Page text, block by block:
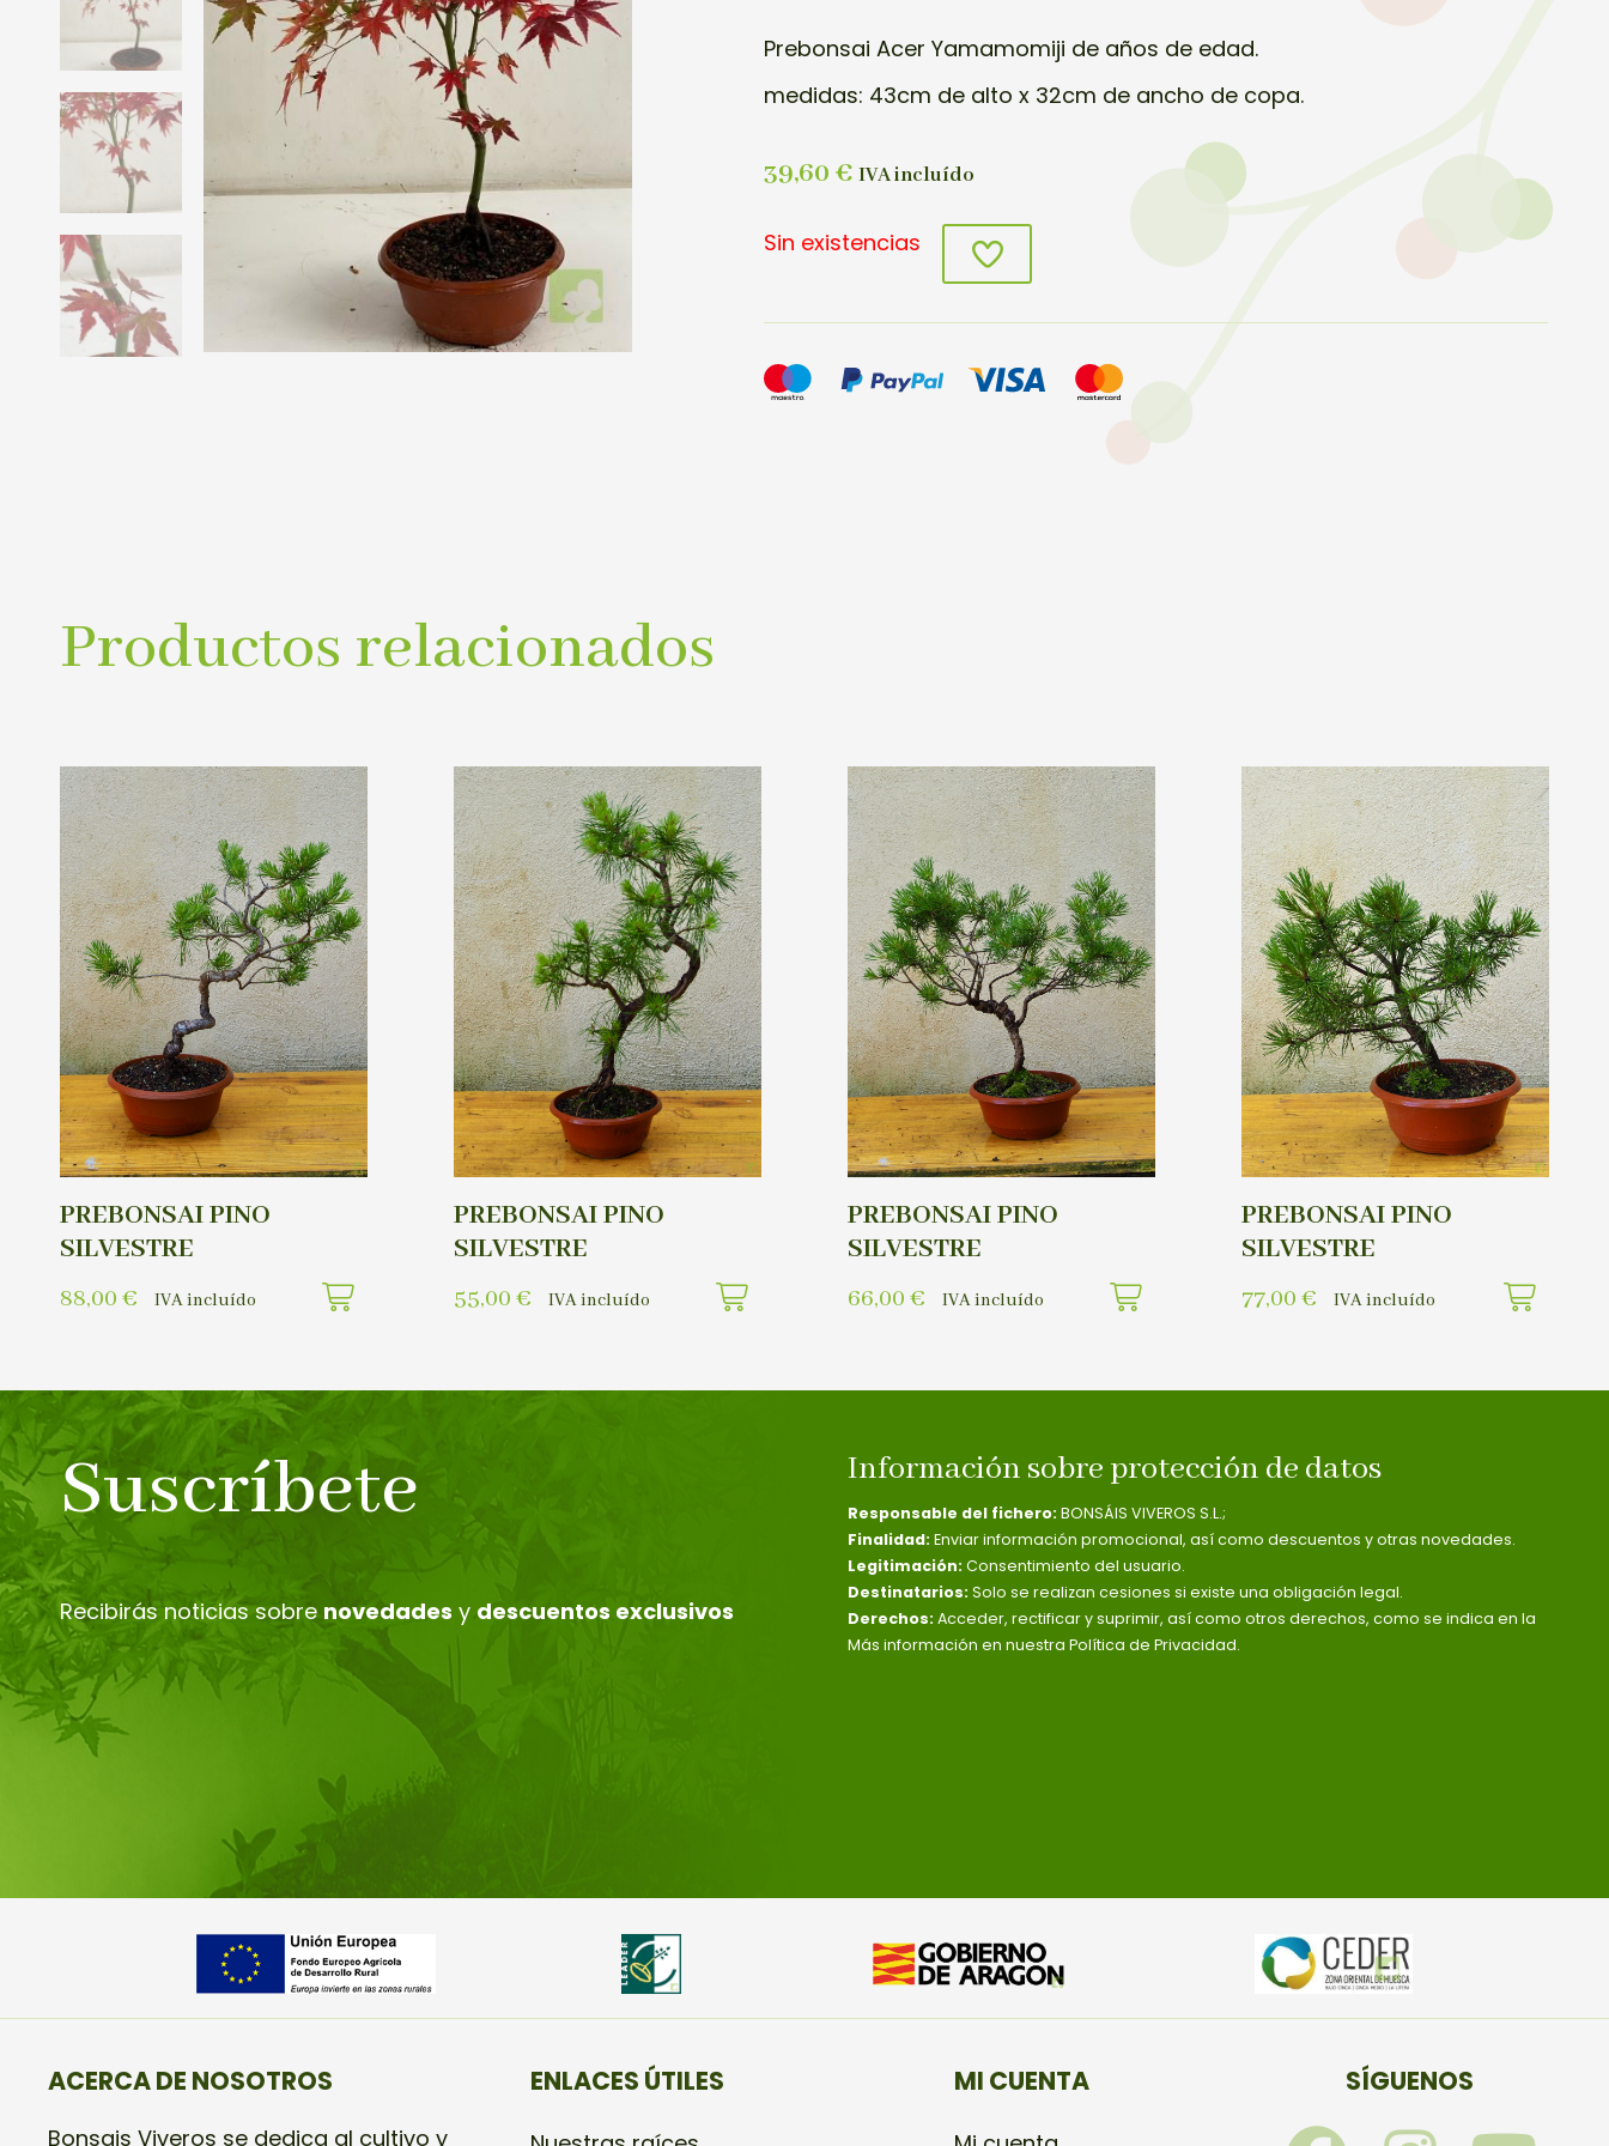
Prebonsai Acer Yamamomiji de años de edad.
medidas: 43cm de alto x 32cm de ancho de copa.
39,60€ IVA incluído
Sin existencias
Productos relacionados
PREBONSAI PINO
SILVESTRE
88,00 € IVA incluído
PREBONSAI PINO
SILVESTRE
55,00 € IVA incluído
PREBONSAI PINO
SILVESTRE
66,00 € IVA incluído
PREBONSAI PINO
SILVESTRE
77,00 € IVA incluído
Suscríbete
Recibirás noticias sobre novedades y descuentos exclusivos
Información sobre protección de datos
Responsable del fichero: BONSÁIS VIVEROS S.L.;
Finalidad: Enviar información promocional, así como descuentos y otras novedades.
Legitimación: Consentimiento del usuario.
Destinatarios: Solo se realizan cesiones si existe una obligación legal.
Derechos: Acceder, rectificar y suprimir, así como otros derechos, como se indica en la
Más información en nuestra Política de Privacidad.
ACERCA DE NOSOTROS
Bonsais Viveros se dedica al cultivo y
ENLACES ÚTILES MI CUENTA SÍGUENOS